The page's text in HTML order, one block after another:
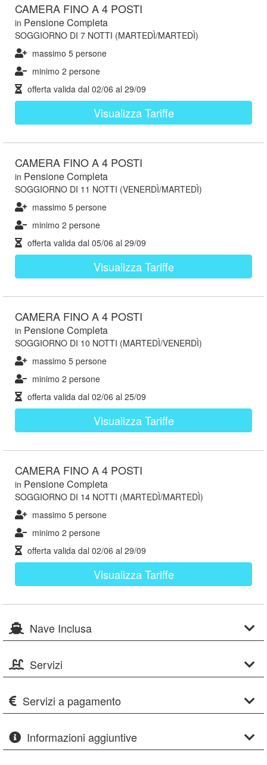
CAMERA FINO A 4 POSTI
in Pensione Completa
SOGGIORNO DI 7 NOTTI (MARTEDÌ/MARTEDÌ)
massimo 5 persone
minimo 2 persone
offerta valida dal 02/06 al 29/09
Visualizza Tariffe
CAMERA FINO A 4 POSTI
in Pensione Completa
SOGGIORNO DI 11 NOTTI (VENERDÌ/MARTEDÌ)
massimo 5 persone
minimo 2 persone
offerta valida dal 05/06 al 29/09
Visualizza Tariffe
CAMERA FINO A 4 POSTI
in Pensione Completa
SOGGIORNO DI 10 NOTTI (MARTEDÌ/VENERDÌ)
massimo 5 persone
minimo 2 persone
offerta valida dal 02/06 al 25/09
Visualizza Tariffe
CAMERA FINO A 4 POSTI
in Pensione Completa
SOGGIORNO DI 14 NOTTI (MARTEDÌ/MARTEDÌ)
massimo 5 persone
minimo 2 persone
offerta valida dal 02/06 al 29/09
Visualizza Tariffe
Nave Inclusa
Servizi
Servizi a pagamento
Informazioni aggiuntive